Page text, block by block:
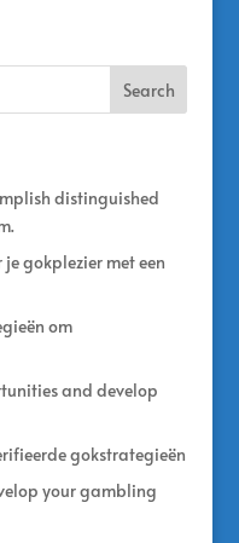
distinguished
gokplezier met een
om
and develop
gokstrategieën
your gambling